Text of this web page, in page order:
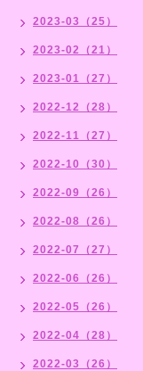
2023-03（25）
2023-02（21）
2023-01（27）
2022-12（28）
2022-11（27）
2022-10（30）
2022-09（26）
2022-08（26）
2022-07（27）
2022-06（26）
2022-05（26）
2022-04（28）
2022-03（26）